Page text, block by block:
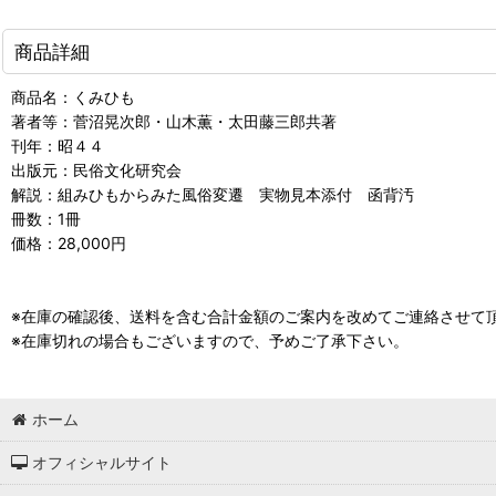
商品詳細
商品名：くみひも
著者等：菅沼晃次郎・山木薫・太田藤三郎共著
刊年：昭４４
出版元：民俗文化研究会
解説：組みひもからみた風俗変遷 実物見本添付 函背汚
冊数：1冊
価格：28,000円
※在庫の確認後、送料を含む合計金額のご案内を改めてご連絡させて
※在庫切れの場合もございますので、予めご了承下さい。
ホーム
オフィシャルサイト